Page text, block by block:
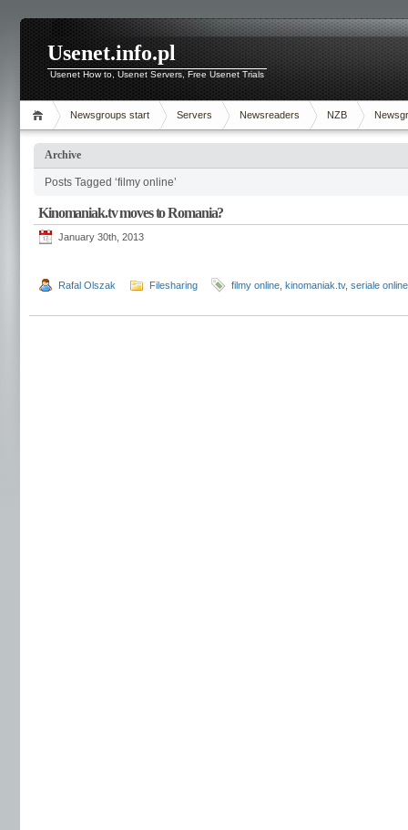
Usenet.info.pl
Usenet How to, Usenet Servers, Free Usenet Trials
Newsgroups start Servers Newsreaders NZB
Archive
Posts Tagged ‘filmy online’
Kinomaniak.tv moves to Romania?
January 30th, 2013
Rafal Olszak Filesharing filmy online kinomaniak.tv, seriale online